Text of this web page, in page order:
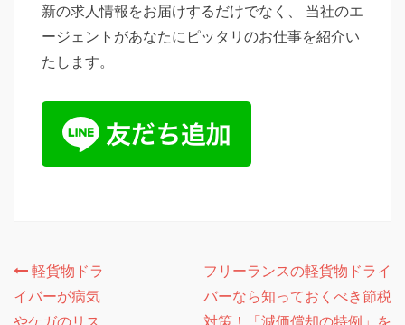
新の求人情報をお届けするだけでなく、 当社のエ
ージェントがあなたにピッタリのお仕事を紹介い
たします。
投
稿
軽貨物ドラ
イバーが病気
やケガのリス
フリーランスの軽貨物ドライ
バーなら知っておくべき節税
対策！「減価償却の特例」を